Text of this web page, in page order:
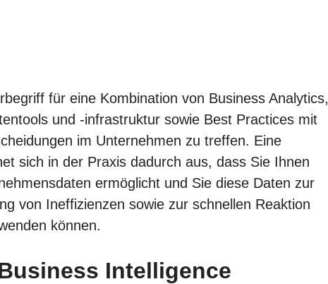
für eine Kombination von Business Analytics,
und -infrastruktur sowie Best Practices mit
im Unternehmen zu treffen. Eine
sich in der Praxis dadurch aus, dass Sie Ihnen
ermöglicht und Sie diese Daten zur
von Ineffizienzen sowie zur schnellen Reaktion
können.
Intelligence